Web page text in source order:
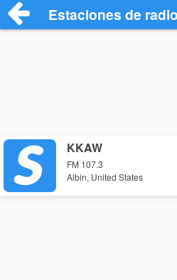
Estaciones de
KKAW
FM 107.3
Albin, United States